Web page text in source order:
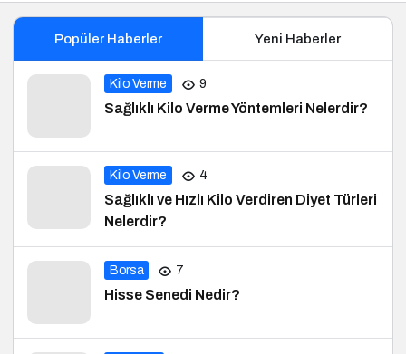
Popüler Haberler Yeni Haberler
Kilo Verme 9
Sağlıklı Kilo Verme Yöntemleri Nelerdir?
Kilo Verme 4
Sağlıklı ve Hızlı Kilo Verdiren Diyet Türleri
Nelerdir?
Borsa 7
Hisse Senedi Nedir?